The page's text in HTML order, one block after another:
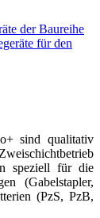
der Baureihe
für den
sind qualitativ
speziell für die
(Gabelstapler,
(PzS, PzB,